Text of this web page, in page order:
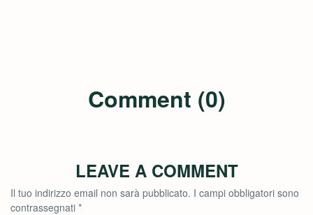
Comment (0)
LEAVE A COMMENT
Il tuo indirizzo email non sarà pubblicato. I campi obbligatori sono
contrassegnati *